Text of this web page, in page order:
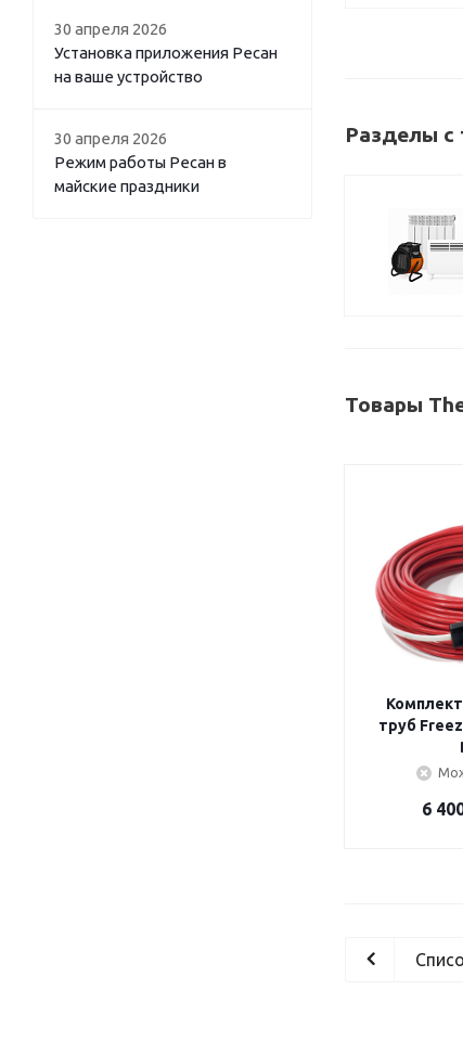
Разделы с
Товары
труб Freeze Guard, 20 м,25
6
30 апреля 2026
Установка приложения Ресан
на ваше устройство
30 апреля 2026
Режим работы Ресан в
майские праздники